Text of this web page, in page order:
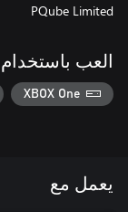
PQube Limited
العب باستخدام
XBOX One
يعمل مع